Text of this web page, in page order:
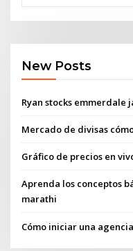
New Posts
Ryan stocks emmerdale
Mercado de divisas
Gráfico de precios en
Aprenda los conceptos
marathi
Cómo iniciar una